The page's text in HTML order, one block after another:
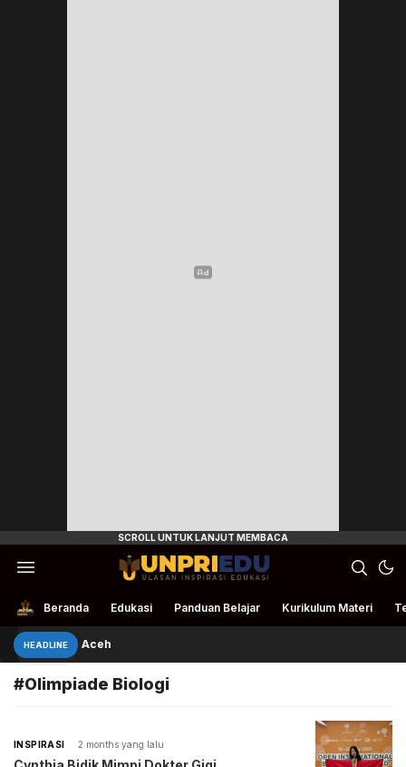
UnpriEdu
Ulasan Inspirasi Edukasi
Beranda Edukasi Panduan Belajar Kurikulum Materi
HEADLINE
Petani Aceh
#Olimpiade Biologi
INSPIRASI 2 months yang lalu